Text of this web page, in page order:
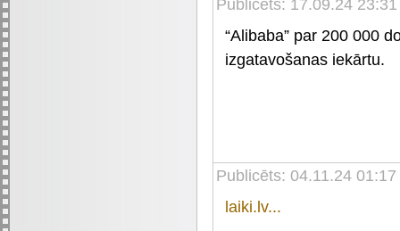
Publicēts: 17.09.24 23:31
“Alibaba” par 200 000
izgatavošanas iekārtu.
Publicēts: 04.11.24 01:17
laiki.lv...